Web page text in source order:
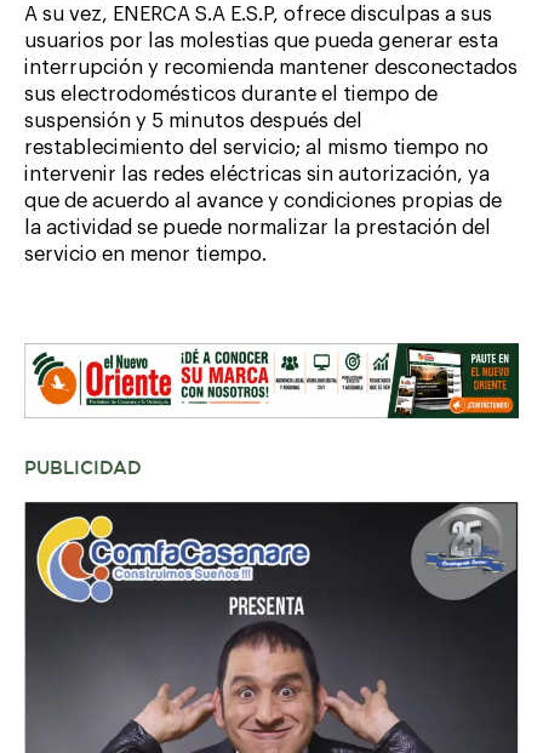
A su vez, ENERCA S.A E.S.P, ofrece disculpas a sus
usuarios por las molestias que pueda generar esta
interrupción y recomienda mantener desconectados
sus electrodomésticos durante el tiempo de
suspensión y 5 minutos después del
restablecimiento del servicio; al mismo tiempo no
intervenir las redes eléctricas sin autorización, ya
que de acuerdo al avance y condiciones propias de
la actividad se puede normalizar la prestación del
servicio en menor tiempo.
PUBLICIDAD